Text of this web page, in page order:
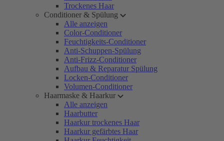
Trockenes Haar
Conditioner & Spülung
Alle anzeigen
Color-Conditioner
Feuchtigkeits-Conditioner
Anti-Schuppen-Spülung
Anti-Frizz-Conditioner
Aufbau & Reparatur Spülung
Locken-Conditioner
Volumen-Conditioner
Haarmaske & Haarkur
Alle anzeigen
Haarbutter
Haarkur trockenes Haar
Haarkur gefärbtes Haar